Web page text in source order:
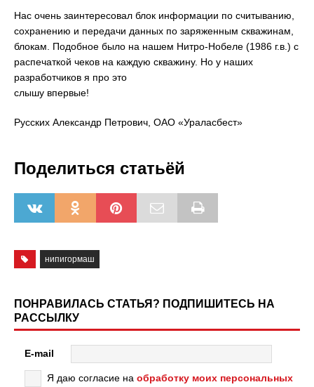
Нас очень заинтересовал блок информации по считыванию,
сохранению и передачи данных по заряженным скважинам,
блокам. Подобное было на нашем Нитро-Нобеле (1986 г.в.) с
распечаткой чеков на каждую скважину. Но у наших
разработчиков я про это
слышу впервые!
Русских Александр Петрович, ОАО «Ураласбест»
Поделиться статьёй
нипигормаш
ПОНРАВИЛАСЬ СТАТЬЯ? ПОДПИШИТЕСЬ НА
РАССЫЛКУ
E-mail
Я даю согласие на обработку моих персональных